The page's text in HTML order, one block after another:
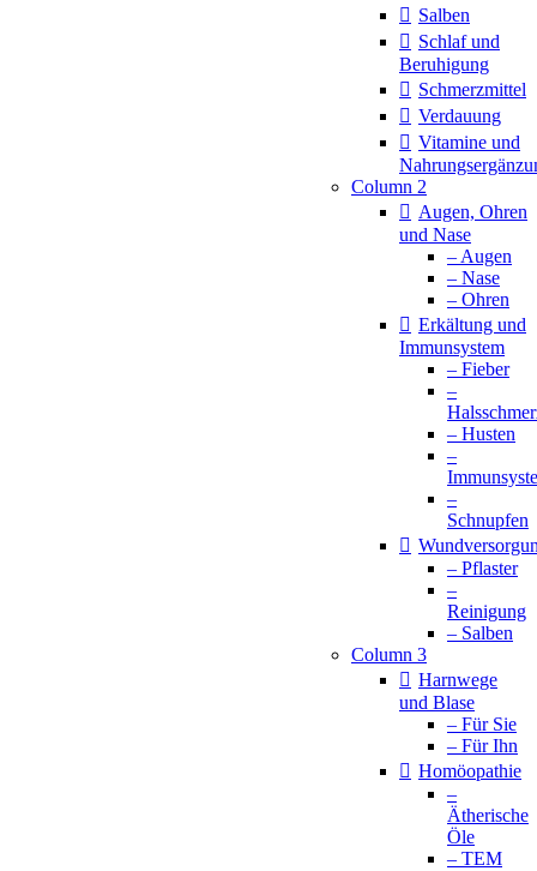
Salben
Schlaf und
Beruhigung
Schmerzmittel
Verdauung
Vitamine und
Column 2
Augen, Ohren
und Nase
– Augen
– Nase
– Ohren
Erkältung und
Immunsystem
– Fieber
–
– Husten
–
–
Schnupfen
– Pflaster
–
Reinigung
– Salben
Column 3
Harnwege
und Blase
– Für Sie
– Für Ihn
Homöopathie
–
Ätherische
Öle
– TEM